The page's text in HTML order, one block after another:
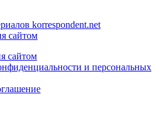
korrespondent.net
сайтом
сайтом
и персональных